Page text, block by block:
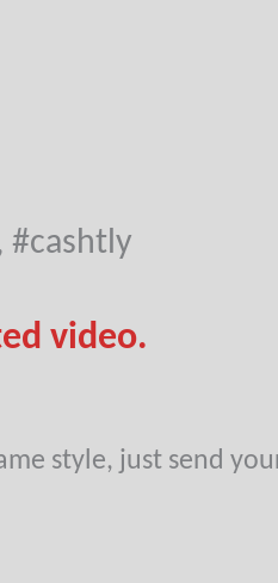
#cashtly
video.
style, just send